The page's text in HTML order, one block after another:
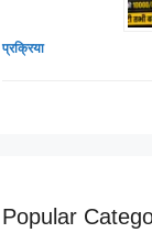
प्रक्रिया
Popular